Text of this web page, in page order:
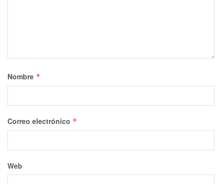
Nombre *
Correo electrónico *
Web